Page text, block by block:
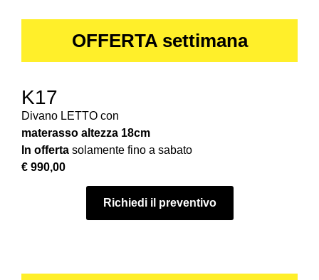
OFFERTA settimana
K17
Divano LETTO con
materasso altezza 18cm
In offerta solamente fino a sabato
€ 990,00
Richiedi il preventivo